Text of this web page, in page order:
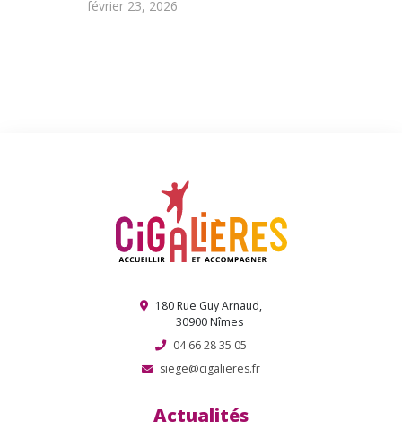
février 23, 2026
180 Rue Guy Arnaud,
30900 Nîmes
04 66 28 35 05
siege@cigalieres.fr
Actualités